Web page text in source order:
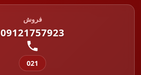
فروش
09121757923
021